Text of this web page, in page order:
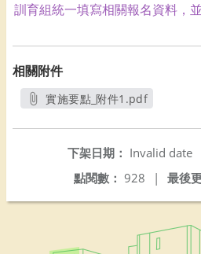
訓育組統一填寫相關報名資料，
相關附件
實施要點_附件1.pdf
下架日期： Invalid date
最後
點閱數： 928 |